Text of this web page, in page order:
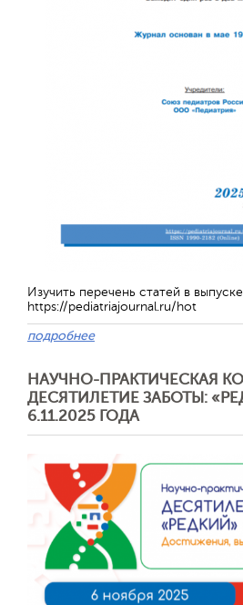
Изучить перечень статей в
https://pediatriajournal.ru/hot
подробнее
НАУЧНО-ПРАКТИЧЕСКАЯ
ДЕСЯТИЛЕТИЕ ЗАБОТЫ:
6.11.2025 ГОДА